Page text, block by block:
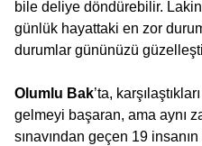
bile deliye döndürebilir.
günlük hayattaki en zor
durumlar gününüzü
Olumlu Bak’ta,
gelmeyi başaran, ama aynı
sınavından geçen 19